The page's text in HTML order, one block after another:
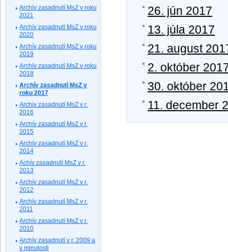
26. jún 2017
13. júla 2017
21. august
2. október
30. október
11. december
Archív zasadnutí MsZ v roku
2021
Archív zasadnutí MsZ v roku
2020
Archív zasadnutí MsZ v roku
2019
Archív zasadnutí MsZ v roku
2018
Archív zasadnutí MsZ v
roku 2017
Archív zasadnutí MsZ v r.
2016
Archív zasadnutí MsZ v r.
2015
Archív zasadnutí MsZ v r.
2014
Achív zasadnutí MsZ v r.
2013
Archív zasadnutí MsZ v r.
2012
Archív zasadnutí MsZ v r.
2011
Archív zasadnutí MsZ v r.
2010
Archív zasadnutí v r. 2009 a
v minulosti